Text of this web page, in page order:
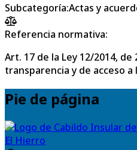
Subcategoría:Actas y
Referencia normativa:
Art. 17 de la Ley 12/2014,
transparencia y de acceso
Pie de página
El Hierro